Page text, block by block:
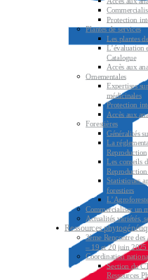
Protection
Plantes de services
Les plantes
L’évaluation
Catalogue
Accès aux
Ornementales
Expertises
médicinales
Protection
Accès aux
Forestières
Généralités
La
Reproduction
Les conseils
Statistiques
forestiers
Commercialiser un
Actualités variétés,
Ressources
3ème Rencontre des
– 19 et 20 juin
Coordination
Section du
Ressources